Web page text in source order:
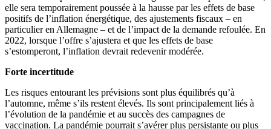
elle sera temporairement poussée à la hausse par les effets de base
positifs de l’inflation énergétique, des ajustements fiscaux – en
particulier en Allemagne – et de l’impact de la demande refoulée. En
2022, lorsque l’offre s’ajustera et que les effets de base
s’estomperont, l’inflation devrait redevenir modérée.
Forte incertitude
Les risques entourant les prévisions sont plus équilibrés qu’à
l’automne, même s’ils restent élevés. Ils sont principalement liés à
l’évolution de la pandémie et au succès des campagnes de
vaccination. La pandémie pourrait s’avérer plus persistante ou plus